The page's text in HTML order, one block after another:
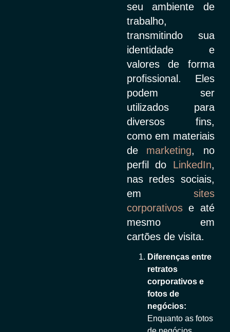
seu ambiente de
trabalho,
transmitindo sua
identidade e
valores de forma
profissional. Eles
podem ser
utilizados para
diversos fins,
como em materiais
de marketing, no
perfil do LinkedIn,
nas redes sociais,
em sites
corporativose até
mesmo em
cartões de visita.
Diferenças entre
retratos
corporativos e
fotos de
negócios:
Enquanto as fotos